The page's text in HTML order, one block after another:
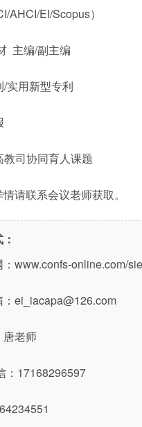
AHCI/EI/Scopus）
主编/副主编
/实用新型专利
教司协同育人课题
请联系会议老师获取。
：www.confs-online.com/
：ei_iacapa@126.com
唐老师
：17168296597